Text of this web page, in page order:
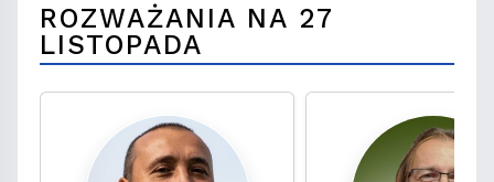
ROZWAŻANIA NA 27
LISTOPADA